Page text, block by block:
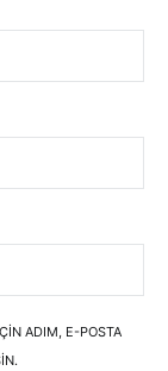
ADIM, E-POSTA